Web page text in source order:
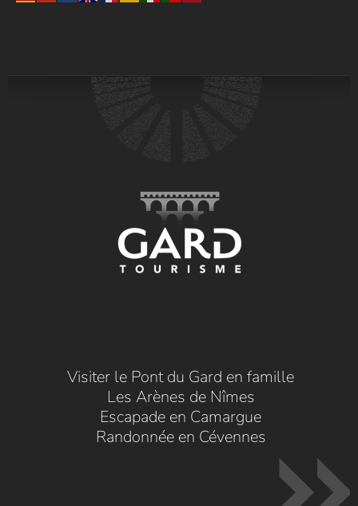
Visiter le Pont du Gard en famille
Les Arènes de Nîmes
Escapade en Camargue
Randonnée en Cévennes